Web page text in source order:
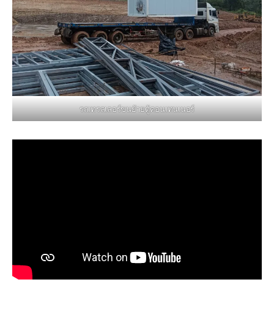
รถเทรลเลอร์ขนย้ายตู้คอนเทนเนอร์